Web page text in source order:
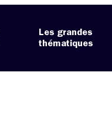
Les grandes
thématiques